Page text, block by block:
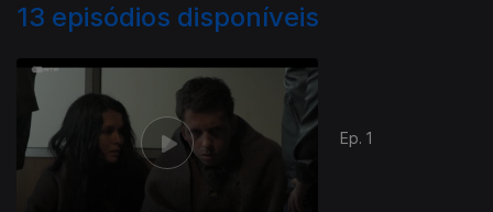
13 episódios disponíveis
Ep. 1